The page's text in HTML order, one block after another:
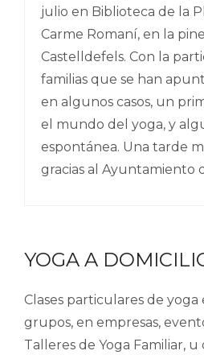
julio en Biblioteca de la
Carme Romaní, en la
Castelldefels. Con la
familias que se han
en algunos casos, un
el mundo del yoga, y
espontánea. Una tarde
gracias al Ayuntamiento
YOGA A
Clases particulares de yoga
grupos, en empresas,
Talleres de Yoga Familiar,